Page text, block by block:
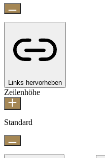
Links hervorheben
Zeilenhöhe
Standard